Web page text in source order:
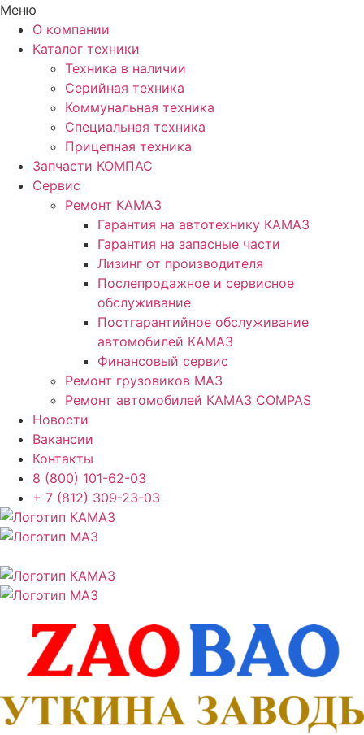
Меню
О компании
Каталог техники
Техника в наличии
Серийная техника
Коммунальная техника
Специальная техника
Прицепная техника
Запчасти КОМПАС
Сервис
Ремонт КАМАЗ
Гарантия на автотехнику КАМАЗ
Гарантия на запасные части
Лизинг от производителя
Послепродажное и сервисное
обслуживание
Постгарантийное обслуживание
автомобилей КАМАЗ
Финансовый сервис
Ремонт грузовиков МАЗ
Ремонт автомобилей КАМАЗ COMPAS
Новости
Вакансии
Контакты
8 (800) 101-62-03
+ 7 (812) 309-23-03